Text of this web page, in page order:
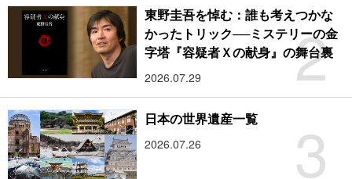
2
東野圭吾を悼む：誰も考えつかな
かったトリック──ミステリーの金
字塔『容疑者Ｘの献身』の舞台裏
2026.07.29
3
日本の世界遺産一覧
2026.07.26